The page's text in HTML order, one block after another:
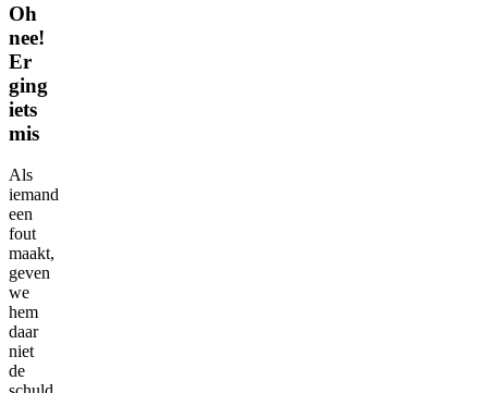
Oh
nee!
Er
ging
iets
mis
Als
iemand
een
fout
maakt,
geven
we
hem
daar
niet
de